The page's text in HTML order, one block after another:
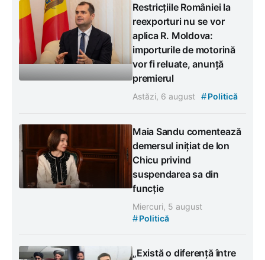
Restricțiile României la
reexporturi nu se vor
aplica R. Moldova:
importurile de motorină
vor fi reluate, anunță
premierul
Astăzi, 6 august #Politică
Maia Sandu comentează
demersul inițiat de Ion
Chicu privind
suspendarea sa din
funcție
Miercuri, 5 august
#Politică
„Există o diferență între